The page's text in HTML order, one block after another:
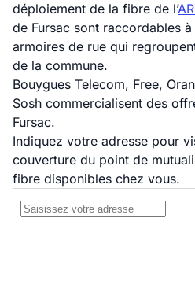
déploiement de la fibre de l’
de Fursac sont raccordables
armoires de rue qui
de la commune.
Bouygues Telecom, Free,
Sosh commercialisent des
Fursac.
Indiquez votre adresse pour
couverture du point de
fibre disponibles chez vous.